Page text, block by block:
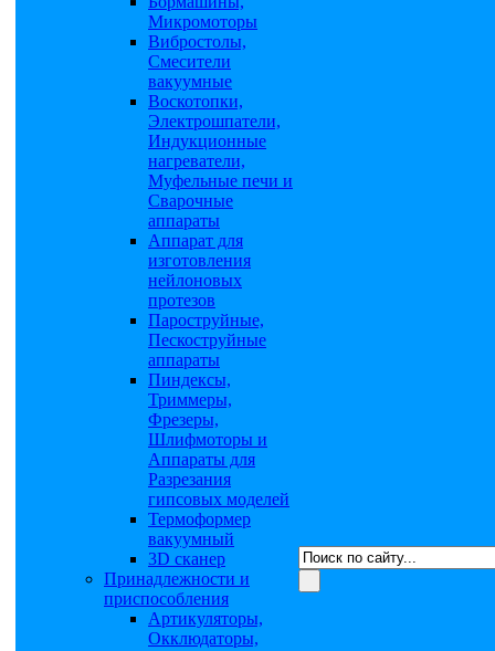
Микромоторы
Вибростолы,
Смесители
вакуумные
Воскотопки,
Электрошпатели,
Индукционные
нагреватели,
Муфельные печи и
Сварочные
аппараты
Аппарат для
изготовления
нейлоновых
протезов
Пароструйные,
Пескоструйные
аппараты
Пиндексы,
Триммеры,
Фрезеры,
Шлифмоторы и
Аппараты для
Разрезания
гипсовых моделей
Термоформер
вакуумный
3D сканер
Принадлежности и
приспособления
Артикуляторы,
Окклюдаторы,